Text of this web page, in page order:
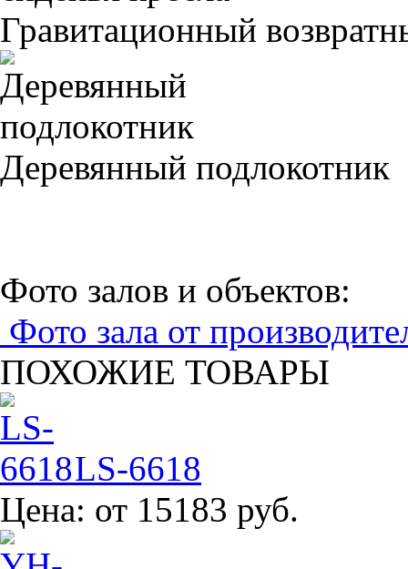
Гравитационный
Деревянный подлокотник
Фото залов и объектов:
Фото зала от
ПОХОЖИЕ ТОВАРЫ
LS-6618
Цена: от 15183 руб.